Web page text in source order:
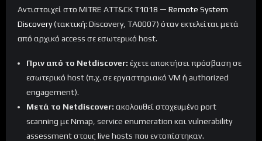
Αντιστοιχεί στο MITRE ATT&CKT1018 — Remote System
Discovery(τακτική: Discovery, TA0007) όταν εκτελείται μετά
από αρχικό access σε εσωτερικό host.
Πριν από το Netdiscover: έχετε αποκτήσει πρόσβαση σε
εσωτερικό host (π.χ. σε εργαστηριακό VM ή authorized
engagement).
Μετά το Netdiscover: ακολουθεί στοχευμένο port
scanning με Nmap, service enumeration και vulnerability
assessment στους live hosts που εντοπίστηκαν.